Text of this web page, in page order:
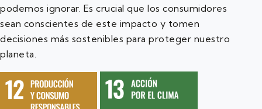
podemos ignorar. Es crucial que los consumidores
sean conscientes de este impacto y tomen
decisiones más sostenibles para proteger nuestro
planeta.